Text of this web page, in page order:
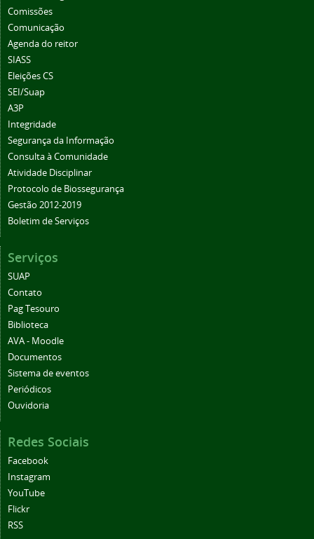
Comissões
Comunicação
Agenda do reitor
SIASS
Eleições CS
SEI/Suap
A3P
Integridade
Segurança da Informação
Consulta à Comunidade
Atividade Disciplinar
Protocolo de Biossegurança
Gestão 2012-2019
Boletim de Serviços
Serviços
SUAP
Contato
Pag Tesouro
Biblioteca
AVA - Moodle
Documentos
Sistema de eventos
Periódicos
Ouvidoria
Redes Sociais
Facebook
Instagram
YouTube
Flickr
RSS